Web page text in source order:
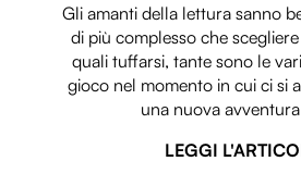
Gli amanti della lettura sanno
di più complesso che
quali tuffarsi, tante sono le
gioco nel momento in cui ci si
una nuova
LEGGI